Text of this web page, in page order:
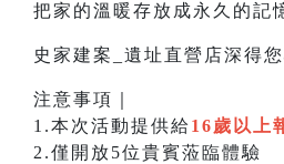
把家的溫暖存放成永久的記
史家建案_遺址直營店深得
注意事項｜
1.本次活動提供給16歲以上
2.僅開放5位貴賓蒞臨體驗